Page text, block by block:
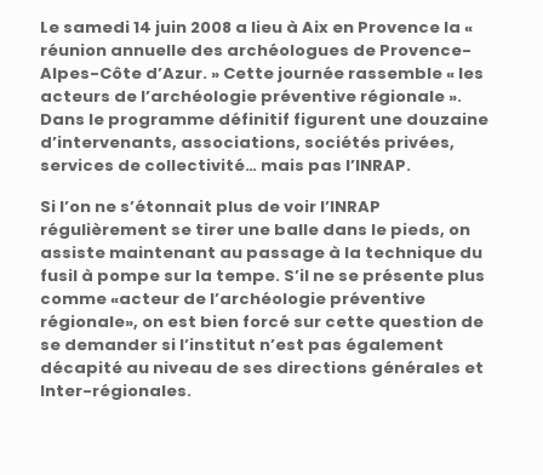
Le samedi 14 juin 2008 a lieu à Aix en Provence la «
réunion annuelle des archéologues de Provence-
Alpes-Côte d’Azur. » Cette journée rassemble « les
acteurs de l’archéologie préventive régionale ».
Dans le programme définitif figurent une douzaine
d’intervenants, associations, sociétés privées,
services de collectivité… mais pas l’INRAP.
Si l’on ne s’étonnait plus de voir l’INRAP
régulièrement se tirer une balle dans le pieds, on
assiste maintenant au passage à la technique du
fusil à pompe sur la tempe. S’il ne se présente plus
comme «acteur de l’archéologie préventive
régionale», on est bien forcé sur cette question de
se demander si l’institut n’est pas également
décapité au niveau de ses directions générales et
Inter-régionales.